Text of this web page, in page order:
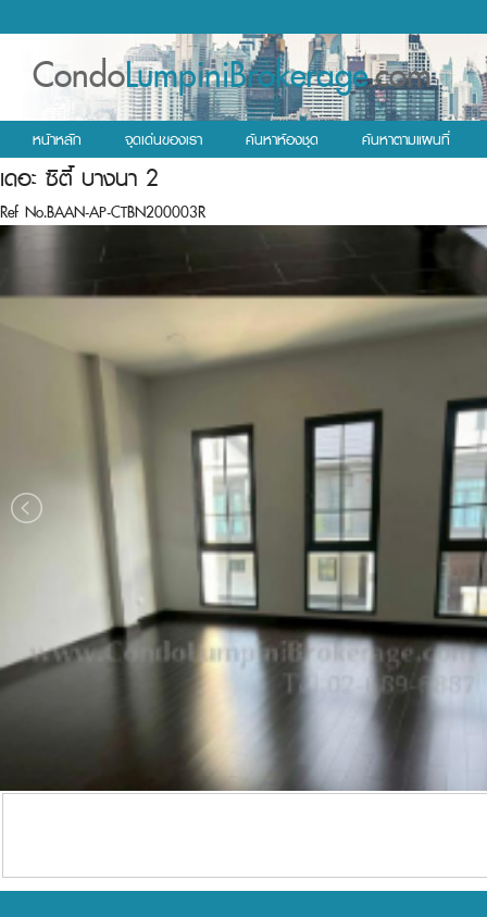
CondoLumpiniBrokerage.com
หน้าหลัก จุดเด่นของเรา ค้นหาห้องชุด ค้นหาตามแผนที่
เดอะ ซิตี้ บางนา 2
Ref No.BAAN-AP-CTBN200003R